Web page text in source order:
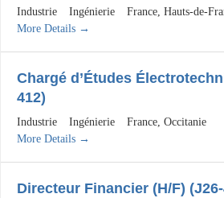
Industrie Ingénierie France Hauts-de-
More Details
Chargé d’Études
412)
Industrie Ingénierie France Occitanie
More Details
Directeur Financier (H/F)